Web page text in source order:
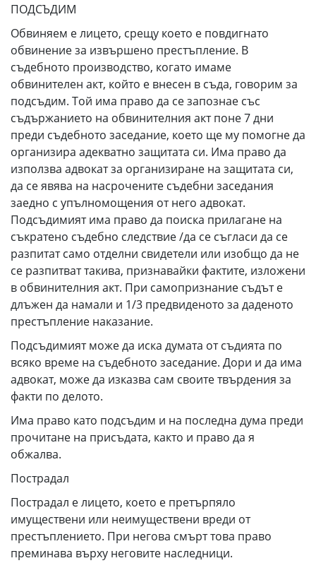
ПОДСЪДИМ
Обвиняем е лицето, срещу което е повдигнато
обвинение за извършено престъпление. В
съдебното производство, когато имаме
обвинителен акт, който е внесен в съда, говорим за
подсъдим. Той има право да се запознае със
съдържанието на обвинителния акт поне 7 дни
преди съдебното заседание, което ще му помогне да
организира адекватно защитата си. Има право да
използва адвокат за организиране на защитата си,
да се явява на насрочените съдебни заседания
заедно с упълномощения от него адвокат.
Подсъдимият има право да поиска прилагане на
съкратено съдебно следствие /да се съгласи да се
разпитат само отделни свидетели или изобщо да не
се разпитват такива, признавайки фактите, изложени
в обвинителния акт. При самопризнание съдът е
длъжен да намали и 1/3 предвиденото за даденото
престъпление наказание.
Подсъдимият може да иска думата от съдията по
всяко време на съдебното заседание. Дори и да има
адвокат, може да изказва сам своите твърдения за
факти по делото.
Има право като подсъдим и на последна дума преди
прочитане на присъдата, както и право да я
обжалва.
Пострадал
Пострадал е лицето, което е претърпяло
имуществени или неимуществени вреди от
престъплението. При негова смърт това право
преминава върху неговите наследници.